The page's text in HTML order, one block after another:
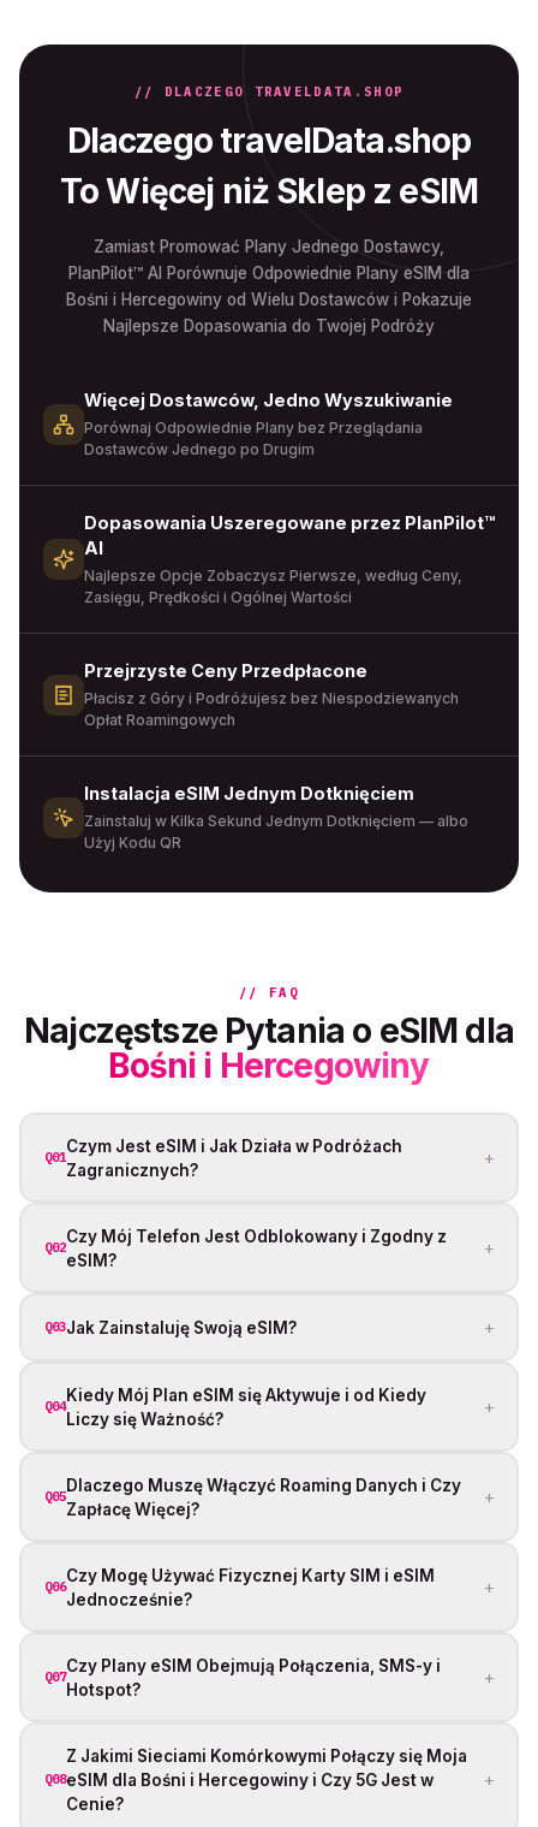
// DLACZEGO TRAVELDATA.SHOP
Dlaczego travelData.shop
To Więcej niż Sklep z eSIM
Zamiast Promować Plany Jednego Dostawcy,
PlanPilot™ AI Porównuje Odpowiednie Plany eSIM dla
Bośni i Hercegowiny od Wielu Dostawców i Pokazuje
Najlepsze Dopasowania do Twojej Podróży
Więcej Dostawców, Jedno Wyszukiwanie
Porównaj Odpowiednie Plany bez Przeglądania
Dostawców Jednego po Drugim
Dopasowania Uszeregowane przez PlanPilot™
AI
Najlepsze Opcje Zobaczysz Pierwsze, według Ceny,
Zasięgu, Prędkości i Ogólnej Wartości
Przejrzyste Ceny Przedpłacone
Płacisz z Góry i Podróżujesz bez Niespodziewanych
Opłat Roamingowych
Instalacja eSIM Jednym Dotknięciem
Zainstaluj w Kilka Sekund Jednym Dotknięciem — albo
Użyj Kodu QR
// FAQ
Najczęstsze Pytania o eSIM dla
Bośni i Hercegowiny
Q01
Czym Jest eSIM i Jak Działa w Podróżach
Zagranicznych?
+
Q02
Czy Mój Telefon Jest Odblokowany i Zgodny z
eSIM?
+
Q03Jak Zainstaluję Swoją eSIM? +
Q04
Kiedy Mój Plan eSIM się Aktywuje i od Kiedy
Liczy się Ważność?
+
Q05
Dlaczego Muszę Włączyć Roaming Danych i Czy
Zapłacę Więcej?
+
Q06
Czy Mogę Używać Fizycznej Karty SIM i eSIM
Jednocześnie?
+
Q07
Czy Plany eSIM Obejmują Połączenia, SMS-y i
Hotspot?
+
Q08
Z Jakimi Sieciami Komórkowymi Połączy się Moja
eSIM dla Bośni i Hercegowiny i Czy 5G Jest w
Cenie?
+